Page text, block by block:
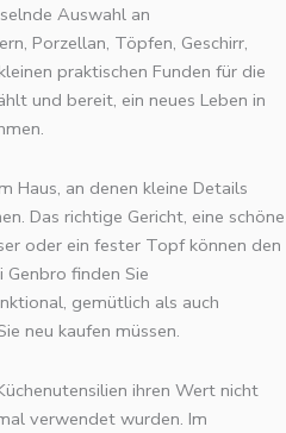
Auswahl an
Porzellan, Töpfen, Geschirr,
praktischen Funden für die
und bereit, ein neues Leben in
Haus, an denen kleine Details
Das richtige Gericht, eine schöne
oder ein fester Topf können den
finden Sie
gemütlich als auch
neu kaufen müssen.
ihren Wert nicht
verwendet wurden. Im